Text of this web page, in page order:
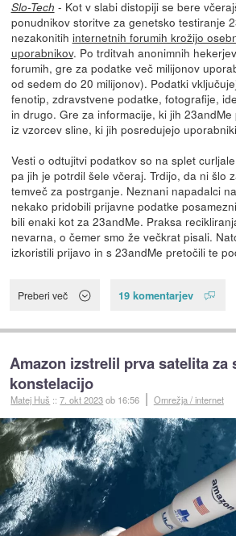
Slo-Tech - Kot v slabi distopiji se bere
ponudnikov storitve za genetsko testiranje
nezakonitih internetnih forumih krožijo
uporabnikov. Po trditvah anonimnih
forumih, gre za podatke več milijonov
od sedem do 20 milijonov). Podatki
fenotip, zdravstvene podatke, fotografije,
in drugo. Gre za informacije, ki jih
iz vzorcev sline, ki jih posredujejo
Vesti o odtujitvi podatkov so na splet
pa jih je potrdil šele včeraj. Trdijo, da ni šlo
temveč za postrganje. Neznani napadalci
nekako pridobili prijavne podatke
bili enaki kot za 23andMe. Praksa
nevarna, o čemer smo že večkrat pisali.
izkoristili prijavo in s 23andMe pretočili te
Preberi več 19 komentarjev
Amazon izstrelil prva satelita za
konstelacijo
Matej Huš ::7. okt 2023ob 16:56 Omrežja / internet